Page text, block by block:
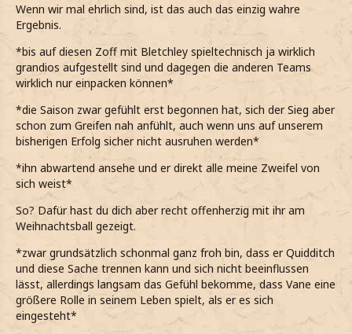
Wenn wir mal ehrlich sind, ist das auch das einzig wahre
Ergebnis.
*bis auf diesen Zoff mit Bletchley spieltechnisch ja wirklich
grandios aufgestellt sind und dagegen die anderen Teams
wirklich nur einpacken können*
*die Saison zwar gefühlt erst begonnen hat, sich der Sieg aber
schon zum Greifen nah anfühlt, auch wenn uns auf unserem
bisherigen Erfolg sicher nicht ausruhen werden*
*ihn abwartend ansehe und er direkt alle meine Zweifel von
sich weist*
So? Dafür hast du dich aber recht offenherzig mit ihr am
Weihnachtsball gezeigt.
*zwar grundsätzlich schonmal ganz froh bin, dass er Quidditch
und diese Sache trennen kann und sich nicht beeinflussen
lässt, allerdings langsam das Gefühl bekomme, dass Vane eine
größere Rolle in seinem Leben spielt, als er es sich
eingesteht*